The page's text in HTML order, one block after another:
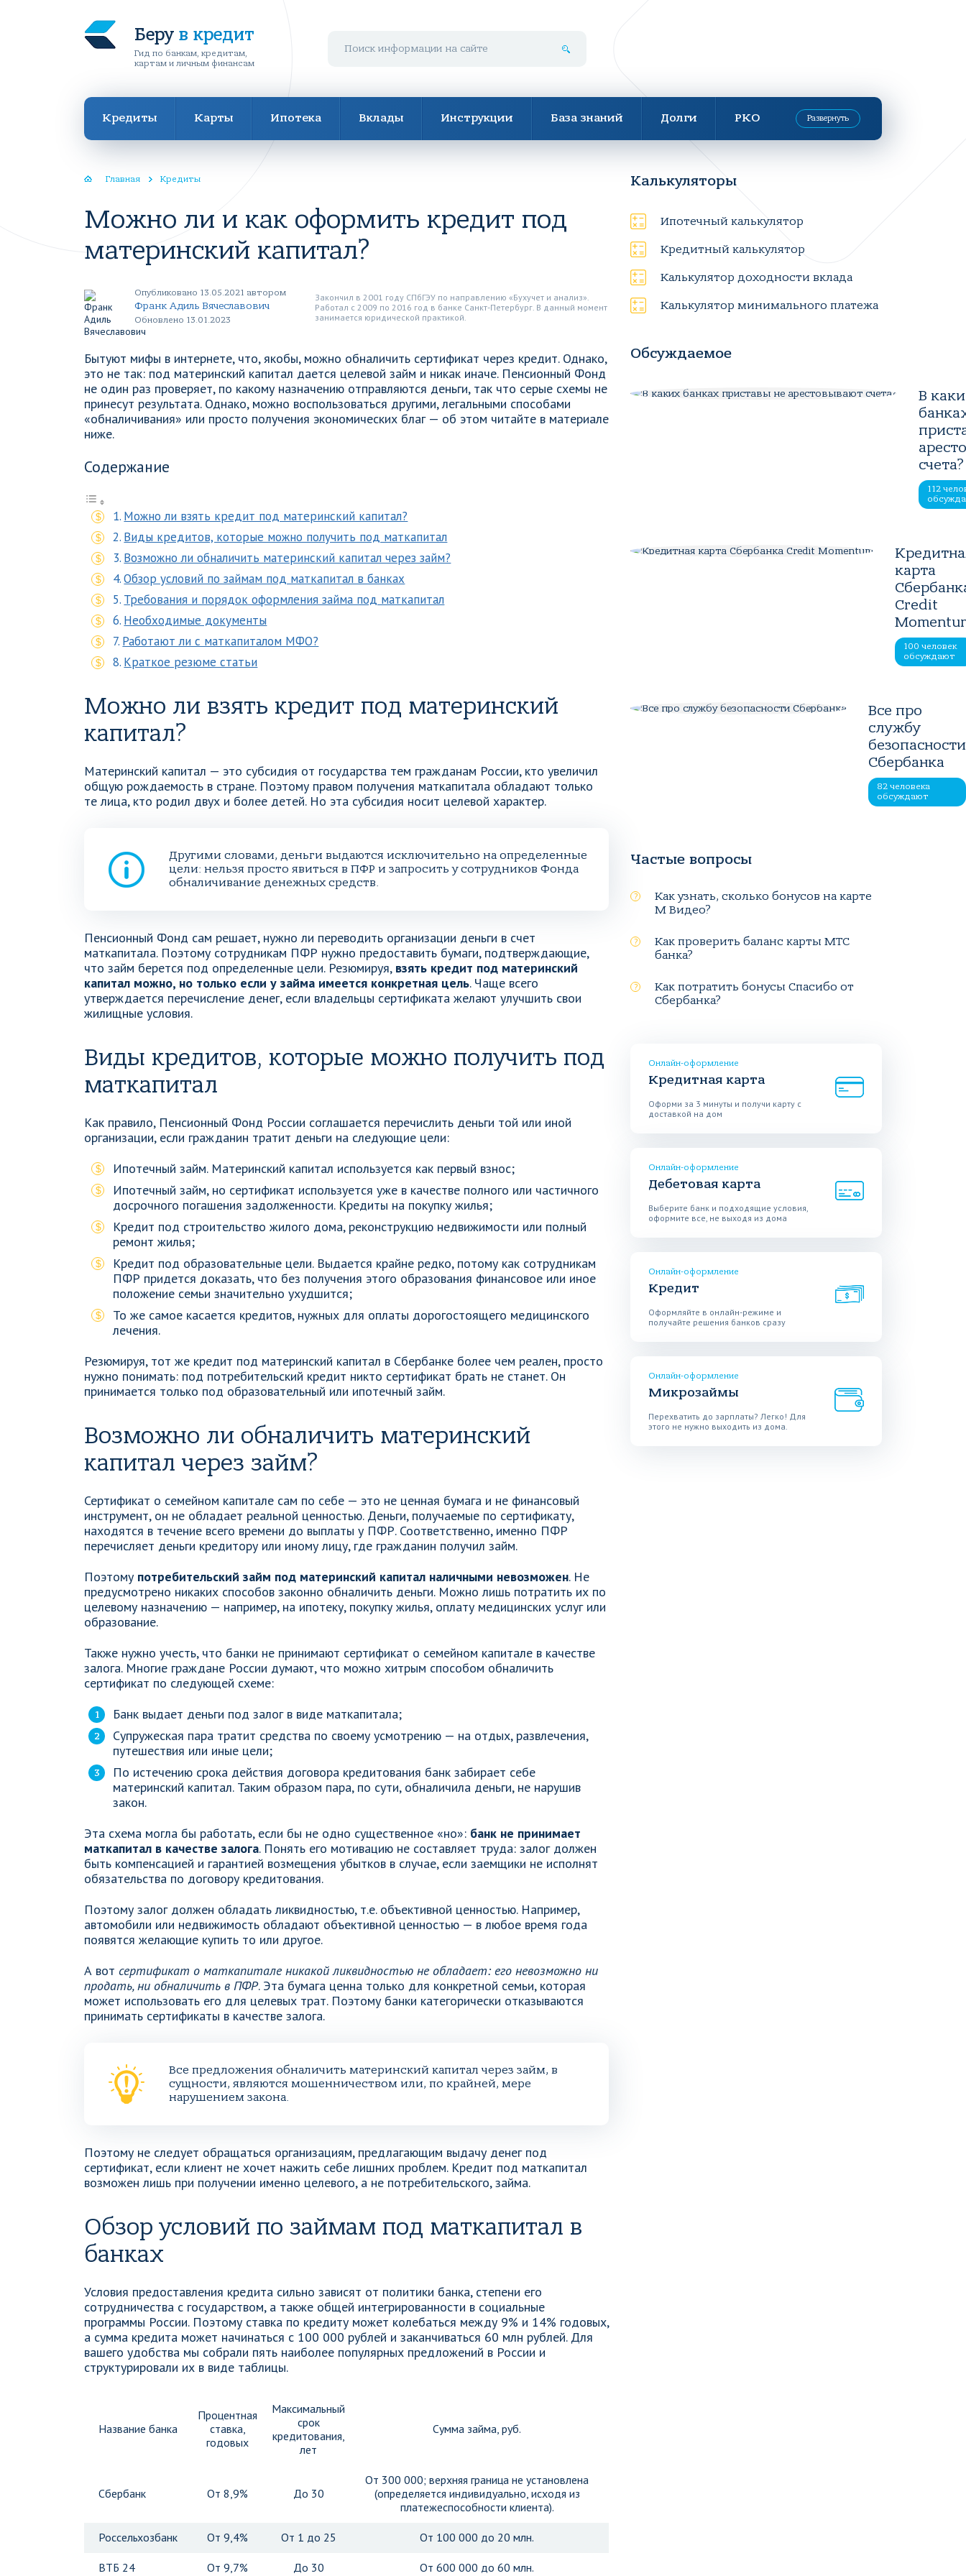
Беру в кредит
Гид по банкам, кредитам,
картам и личным финансам
Кредиты Карты Ипотека Вклады Инструкции База знаний Долги РКО Развернуть
Главная Кредиты
Можно ли и как оформить кредит под
материнский капитал?
Опубликовано 13.05.2021 автором
Франк Адиль Вячеславович
Обновлено 13.01.2023
Закончил в 2001 году СПбГЭУ по направлению «Бухучет и анализ».
Работал с 2009 по 2016 год в банке Санкт-Петербург. В данный момент
занимается юридической практикой.
Бытуют мифы в интернете, что, якобы, можно обналичить сертификат через кредит. Однако,
это не так: под материнский капитал дается целевой займ и никак иначе. Пенсионный Фонд
не один раз проверяет, по какому назначению отправляются деньги, так что серые схемы не
принесут результата. Однако, можно воспользоваться другими, легальными способами
«обналичивания» или просто получения экономических благ — об этом читайте в материале
ниже.
Содержание
Можно ли взять кредит под материнский капитал?
Виды кредитов, которые можно получить под маткапитал
Возможно ли обналичить материнский капитал через займ?
Обзор условий по займам под маткапитал в банках
Требования и порядок оформления займа под маткапитал
Необходимые документы
Работают ли с маткапиталом МФО?
Краткое резюме статьи
Можно ли взять кредит под материнский
капитал?
Материнский капитал — это субсидия от государства тем гражданам России, кто увеличил
общую рождаемость в стране. Поэтому правом получения маткапитала обладают только
те лица, кто родил двух и более детей. Но эта субсидия носит целевой характер.
Другими словами, деньги выдаются исключительно на определенные
цели: нельзя просто явиться в ПФР и запросить у сотрудников Фонда
обналичивание денежных средств.
Пенсионный Фонд сам решает, нужно ли переводить организации деньги в счет
маткапитала. Поэтому сотрудникам ПФР нужно предоставить бумаги, подтверждающие,
что займ берется под определенные цели. Резюмируя, взять кредит под материнский
капитал можно, но только если у займа имеется конкретная цель. Чаще всего
утверждается перечисление денег, если владельцы сертификата желают улучшить свои
жилищные условия.
Виды кредитов, которые можно получить под
маткапитал
Как правило, Пенсионный Фонд России соглашается перечислить деньги той или иной
организации, если гражданин тратит деньги на следующие цели:
Ипотечный займ. Материнский капитал используется как первый взнос;
Ипотечный займ, но сертификат используется уже в качестве полного или частичного
досрочного погашения задолженности. Кредиты на покупку жилья;
Кредит под строительство жилого дома, реконструкцию недвижимости или полный
ремонт жилья;
Кредит под образовательные цели. Выдается крайне редко, потому как сотрудникам
ПФР придется доказать, что без получения этого образования финансовое или иное
положение семьи значительно ухудшится;
То же самое касается кредитов, нужных для оплаты дорогостоящего медицинского
лечения.
Резюмируя, тот же кредит под материнский капитал в Сбербанке более чем реален, просто
нужно понимать: под потребительский кредит никто сертификат брать не станет. Он
принимается только под образовательный или ипотечный займ.
Возможно ли обналичить материнский
капитал через займ?
Сертификат о семейном капитале сам по себе — это не ценная бумага и не финансовый
инструмент, он не обладает реальной ценностью. Деньги, получаемые по сертификату,
находятся в течение всего времени до выплаты у ПФР. Соответственно, именно ПФР
перечисляет деньги кредитору или иному лицу, где гражданин получил займ.
Поэтому потребительский займ под материнский капитал наличными невозможен. Не
предусмотрено никаких способов законно обналичить деньги. Можно лишь потратить их по
целевому назначению — например, на ипотеку, покупку жилья, оплату медицинских услуг или
образование.
Также нужно учесть, что банки не принимают сертификат о семейном капитале в качестве
залога. Многие граждане России думают, что можно хитрым способом обналичить
сертификат по следующей схеме:
Банк выдает деньги под залог в виде маткапитала;
Супружеская пара тратит средства по своему усмотрению — на отдых, развлечения,
путешествия или иные цели;
По истечению срока действия договора кредитования банк забирает себе
материнский капитал. Таким образом пара, по сути, обналичила деньги, не нарушив
закон.
Эта схема могла бы работать, если бы не одно существенное «но»: банк не принимает
маткапитал в качестве залога. Понять его мотивацию не составляет труда: залог должен
быть компенсацией и гарантией возмещения убытков в случае, если заемщики не исполнят
обязательства по договору кредитования.
Поэтому залог должен обладать ликвидностью, т.е. объективной ценностью. Например,
автомобили или недвижимость обладают объективной ценностью — в любое время года
появятся желающие купить то или другое.
А вот сертификат о маткапитале никакой ликвидностью не обладает: его невозможно ни
продать, ни обналичить в ПФР. Эта бумага ценна только для конкретной семьи, которая
может использовать его для целевых трат. Поэтому банки категорически отказываются
принимать сертификаты в качестве залога.
Все предложения обналичить материнский капитал через займ, в
сущности, являются мошенничеством или, по крайней, мере
нарушением закона.
Поэтому не следует обращаться организациям, предлагающим выдачу денег под
сертификат, если клиент не хочет нажить себе лишних проблем. Кредит под маткапитал
возможен лишь при получении именно целевого, а не потребительского, займа.
Обзор условий по займам под маткапитал в
банках
Условия предоставления кредита сильно зависят от политики банка, степени его
сотрудничества с государством, а также общей интегрированности в социальные
программы России. Поэтому ставка по кредиту может колебаться между 9% и 14% годовых,
а сумма кредита может начинаться с 100 000 рублей и заканчиваться 60 млн рублей. Для
вашего удобства мы собрали пять наиболее популярных предложений в России и
структурировали их в виде таблицы.
Название банка
Процентная
ставка,
годовых
Максимальный
срок
кредитования,
лет
Сумма займа, руб.
Сбербанк От 8,9% До 30
От 300 000; верхняя граница не установлена
(определяется индивидуально, исходя из
платежеспособности клиента).
Россельхозбанк От 9,4% От 1 до 25 От 100 000 до 20 млн.
ВТБ 24 От 9,7% До 30 От 600 000 до 60 млн.
Калькуляторы
Ипотечный калькулятор
Кредитный калькулятор
Калькулятор доходности вклада
Калькулятор минимального платежа
Обсуждаемое
В
счета?
112
карта
Credit
100 человек
обсуждают
Все про
службу
безопасности
Сбербанка
82 человека
обсуждают
Частые вопросы
Как узнать, сколько бонусов на карте
М Видео?
Как проверить баланс карты МТС
банка?
Как потратить бонусы Спасибо от
Сбербанка?
Онлайн-оформление
Кредитная карта
Оформи за 3 минуты и получи карту с
доставкой на дом
Онлайн-оформление
Дебетовая карта
Выберите банк и подходящие условия,
оформите все, не выходя из дома
Онлайн-оформление
Кредит
Оформляйте в онлайн-режиме и
получайте решения банков сразу
Онлайн-оформление
Микрозаймы
Перехватить до зарплаты? Легко! Для
этого не нужно выходить из дома.